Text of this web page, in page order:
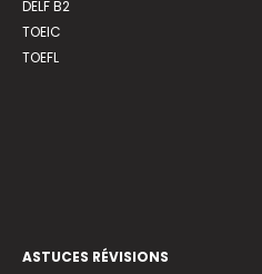
DELF B2
TOEIC
TOEFL
ASTUCES RÉVISIONS